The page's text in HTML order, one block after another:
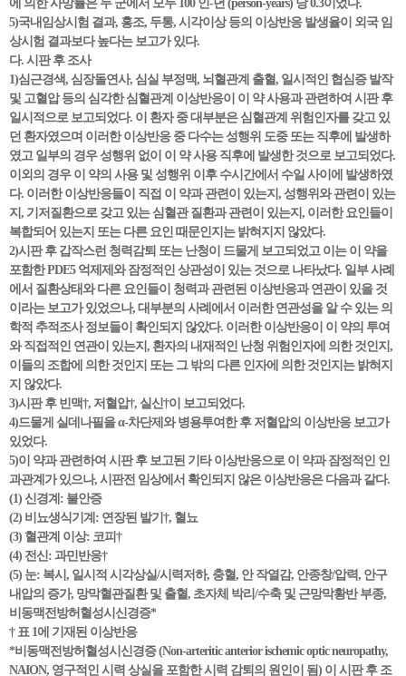
에 의한 사망률은 두 군에서 모두 100 인-년 (person-years) 당 0.3이었다.
5)국내임상시험 결과, 홍조, 두통, 시각이상 등의 이상반응 발생율이 외국 임
상시험 결과보다 높다는 보고가 있다.
다. 시판 후 조사
1)심근경색, 심장돌연사, 심실 부정맥, 뇌혈관계 출혈, 일시적인 협심증 발작
및 고혈압 등의 심각한 심혈관계 이상반응이 이 약 사용과 관련하여 시판 후
일시적으로 보고되었다. 이 환자 중 대부분은 심혈관계 위험인자를 갖고 있
던 환자였으며 이러한 이상반응 중 다수는 성행위 도중 또는 직후에 발생하
였고 일부의 경우 성행위 없이 이 약 사용 직후에 발생한 것으로 보고되었다.
이외의 경우 이 약의 사용 및 성행위 이후 수시간에서 수일 사이에 발생하였
다. 이러한 이상반응들이 직접 이 약과 관련이 있는지, 성행위와 관련이 있는
지, 기저질환으로 갖고 있는 심혈관 질환과 관련이 있는지, 이러한 요인들이
복합되어 있는지 또는 다른 요인 때문인지는 밝혀지지 않았다.
2)시판 후 갑작스런 청력감퇴 또는 난청이 드물게 보고되었고 이는 이 약을
포함한 PDE5 억제제와 잠정적인 상관성이 있는 것으로 나타났다. 일부 사례
에서 질환상태와 다른 요인들이 청력과 관련된 이상반응과 연관이 있을 것
이라는 보고가 있었으나, 대부분의 사례에서 이러한 연관성을 알 수 있는 의
학적 추적조사 정보들이 확인되지 않았다. 이러한 이상반응이 이 약의 투여
와 직접적인 연관이 있는지, 환자의 내재적인 난청 위험인자에 의한 것인지,
이들의 조합에 의한 것인지 또는 그 밖의 다른 인자에 의한 것인지는 밝혀지
지 않았다.
3)시판 후 빈맥†, 저혈압†, 실신†이 보고되었다.
4)드물게 실데나필을 α-차단제와 병용투여한 후 저혈압의 이상반응 보고가
있었다.
5)이 약과 관련하여 시판 후 보고된 기타 이상반응으로 이 약과 잠정적인 인
과관계가 있으나, 시판전 임상에서 확인되지 않은 이상반응은 다음과 같다.
(1) 신경계: 불안증
(2) 비뇨생식기계: 연장된 발기†, 혈뇨
(3) 혈관계 이상: 코피†
(4) 전신: 과민반응†
(5) 눈: 복시, 일시적 시각상실/시력저하, 충혈, 안 작열감, 안종창/압력, 안구
내압의 증가, 망막혈관질환 및 출혈, 초자체 박리/수축 및 근망막황반 부종,
비동맥전방허혈성시신경증*
† 표 1에 기재된 이상반응
*비동맥전방허혈성시신경증 (Non-arteritic anterior ischemic optic neuropathy,
NAION, 영구적인 시력 상실을 포함한 시력 감퇴의 원인이 됨) 이 시판 후 조